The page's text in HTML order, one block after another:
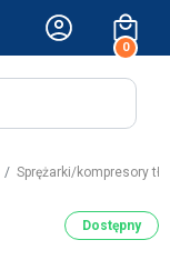
0
Sprężarki/kompresory
Dostępny